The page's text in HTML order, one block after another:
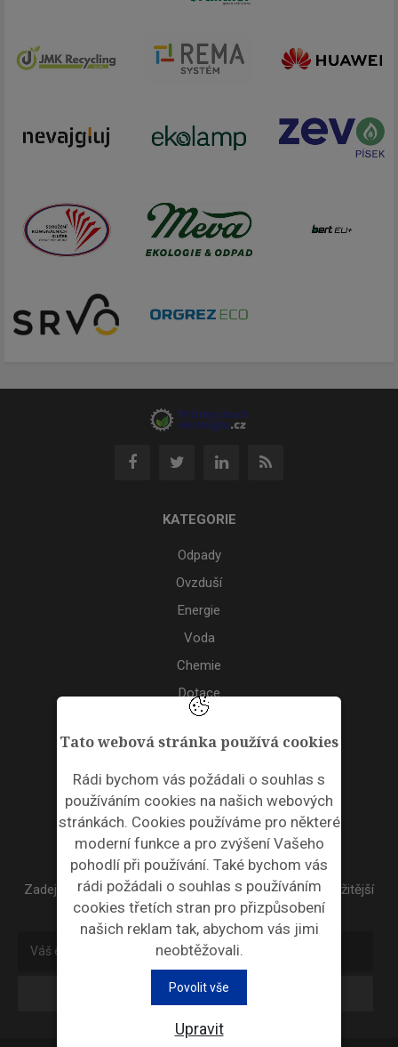
Tato webová stránka používá cookies
Rádi bychom vás požádali o souhlas s
používáním cookies na našich webových
stránkách. Cookies používáme pro některé
moderní funkce a pro zvýšení Vašeho
pohodlí při používání. Také bychom vás
rádi požádali o souhlas s používáním
cookies třetích stran pro přizpůsobení
našich reklam tak, abychom vás jimi
neobtěžovali.
Povolit vše
Upravit
KATEGORIE
Odpady
Ovzduší
Energie
Voda
Chemie
Dotace
Akce
ODPADNÍ PLASTY
NEWSLETTER
Zadejte váš email a my Vám budeme zasílat ty nejdůležitější
informace, maximálně 1x týdně.
Odebírat